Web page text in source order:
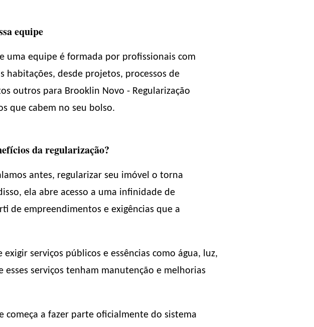
equipe
uma equipe é formada por profissionais com
habitações, desde projetos, processos de
outros para Brooklin Novo - Regularização
que cabem no seu bolso.
da regularização?
antes, regularizar seu imóvel o torna
ela abre acesso a uma infinidade de
de empreendimentos e exigências que a
serviços públicos e essências como água, luz,
serviços tenham manutenção e melhorias
começa a fazer parte oficialmente do sistema